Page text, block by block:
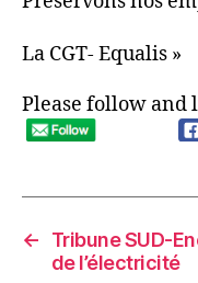
La CGT- Equalis »
Please follow and
←
Tribune SUD-
de l’électricité